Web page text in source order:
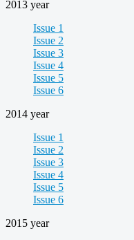
2013 year
Issue 1
Issue 2
Issue 3
Issue 4
Issue 5
Issue 6
2014 year
Issue 1
Issue 2
Issue 3
Issue 4
Issue 5
Issue 6
2015 year